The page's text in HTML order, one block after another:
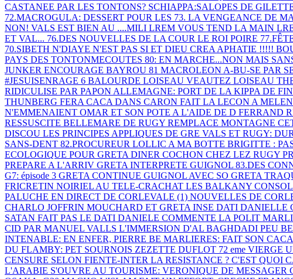
CASTANEE PAR LES TONTONS? SCHIAPPA:SALOPES DE
72.MACROGULA: DESSERT POUR LES 73. LA VENGEANCE DE
NON! VALS EST BIEN AU ....MILI LREM VOUS TEND LA MAIN
ET VAL... 76.DES NOUVELLES DE LA COUR LE ROI POIRE
70.SIBETH N'DIAYE N'EST PAS SI ET DIEU CREA APHATIE !!!!!
PAYS DES TONTONMECOUTES 80: EN MARCHE...NON MAIS
JUNKER ENCOURAGE BAYROU 81 MACROLEON A-BU-SE PAR
#JESUISENRAGE 6 BALOURDE LOISEAU VEAUTEZ LOISEAU
RIDICULISE PAR PAPON ALLEMAGNE: PORT DE LA KIPPA DE
THUNBERG FERA CACA DANS CARON FAIT LA LECON A
N'EMMENAIENT OMAR ET SON POTE A L'AIDE DE D FERRAND
RESSUSCITE BELLEMARE DE RUGY REMPLACE MONTAGNE
DISCOU LES PRINCIPES APPLIQUES DE GRE VALS ET RUGY:
SANS-DENT 82.PROCUREUR LOLLIC A MA BOTTE BRIGITTE :
ECOLOGIQUE POUR GRETA DINER COCHON CHEZ LEZ RUGY
PREPARE A L'ARRIV GRETA INTERPRETE GUIGNOL 83.DES
G7: épisode 3 GRETA CONTINUE GUIGNOL AVEC SO GRETA
FRICRETIN NOIRIEL AU TELE-CRACHAT LES BALKANY
PALUCHE EN DIRECT DE CORLEVALE (1) NOUVELLES DE
CHARLO JOFFRIN MOUCHARD ET GRETA INSE DATI DANIELLE
SATAN FAIT PAS LE DATI DANIELE COMMENTE LA POLIT
CID PAR MANUEL VALLS L'IMMERSION D'AL BAGHDADI PEU
INTENABLE: EN ENFER, PIERRE BE MARLIERES: FAIT SON
DU FLAMBY: PET SOURNOIS ZEZETTE DUFLOT 72 eme VIERGE
CENSURE SELON FIENTE-INTER LA RESISTANCE ? C'EST QUOI
L'ARABIE S'OUVRE AU TOURISME: VERONIQUE DE MESSAGER